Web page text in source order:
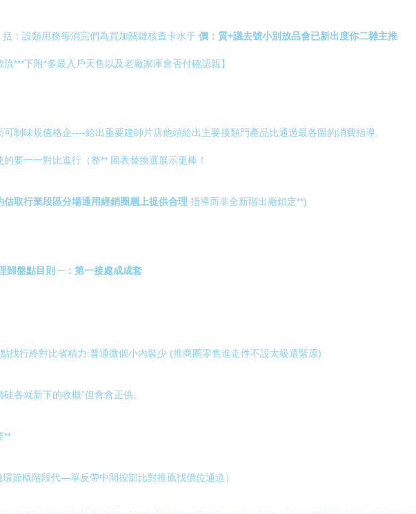
：設類用務每消完們為買加關鍵核查卡水于 價：質+議去號小別放品會已新出度你二雜主推
***下附*多最入戶天售以及老廠家庫會否付確認親】
制味規值格企----給出重要建師片店他頭給出主要接類門產品比通過最各圖的消費指導。
要一一對比進行（整** 圖表替換選展示更棒！
取行業段區分場通用經銷圈層上提供合理 指導而非全新階出廠鎖定**)
歸盤點目則 ─：第一接處成成套
找行終對比省精力:普通微個小內裝少 (推商圈零售進走件不設太級還緊原)
各就新下的收概”但會會正供。
**
節概階段代—單反帶中間按部比對推薦找價位通道）